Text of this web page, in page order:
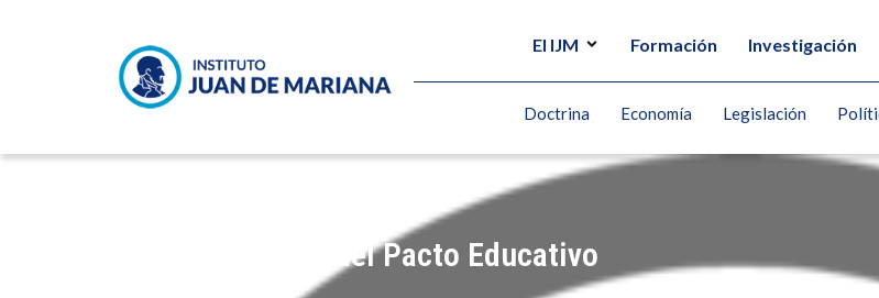
El IJM Formación Investigación
Doctrina Economía Legislación
El corto alcance del Pacto Educativo